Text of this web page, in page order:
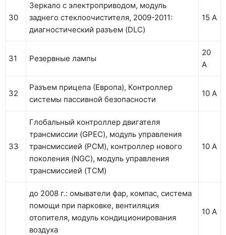
30
Зеркало с электроприводом, модуль
заднего стеклоочистителя, 2009-2011:
диагностический разъем (DLC)
15 А
31 Резервные лампы
20
А
32
Разъем прицепа (Европа), Контроллер
системы пассивной безопасности
10 А
33
Глобальный контроллер двигателя
трансмиссии (GPEC), модуль управления
трансмиссией (PCM), контроллер нового
поколения (NGC), модуль управления
трансмиссией (TCM)
10 А
до 2008 г.: омыватели фар, компас, система
помощи при парковке, вентиляция
отопителя, модуль кондиционирования
воздуха
10 А